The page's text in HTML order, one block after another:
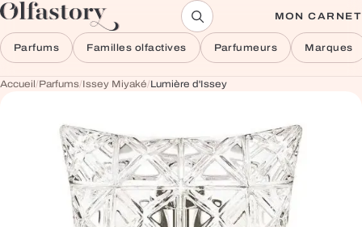
Aller au contenu MON CARNET
Parfums Familles olfactives Parfumeurs Marques
Accueil/Parfums/Issey Miyaké/Lumière d'Issey